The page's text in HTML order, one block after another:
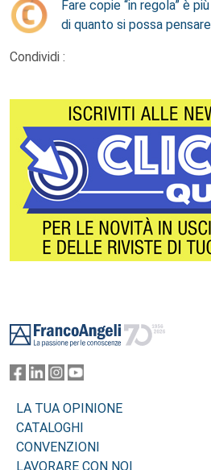
Fare copie “in regola” è
di quanto si possa pensare
Condividi :
LA TUA OPINIONE
CATALOGHI
CONVENZIONI
LAVORARE CON NOI